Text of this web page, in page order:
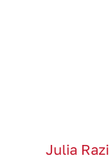
Julia